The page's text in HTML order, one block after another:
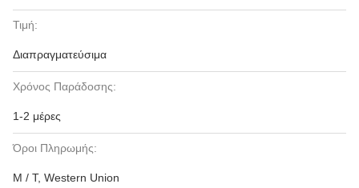
Τιμή:
Διαπραγματεύσιμα
Χρόνος Παράδοσης:
1-2 μέρες
Όροι Πληρωμής:
Μ / Τ, Western Union